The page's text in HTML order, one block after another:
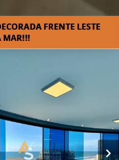
FRENTE LESTE
MAR!!!